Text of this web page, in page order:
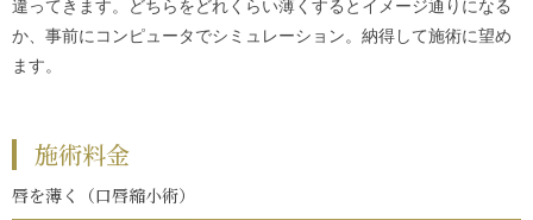
違ってきます。どちらをどれくらい薄くするとイメージ通りになる
か、事前にコンピュータでシミュレーション。納得して施術に望め
ます。
施術料金
唇を薄く（口唇縮小術）